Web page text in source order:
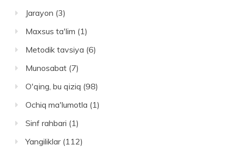
Jarayon (3)
Maxsus ta'lim (1)
Metodik tavsiya (6)
Munosabat (7)
O'qing, bu qiziq (98)
Ochiq ma'lumotla (1)
Sinf rahbari (1)
Yangiliklar(112)